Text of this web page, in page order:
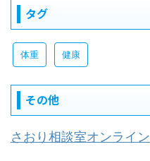
タグ
体重 健康
その他
さおり相談室オンライン